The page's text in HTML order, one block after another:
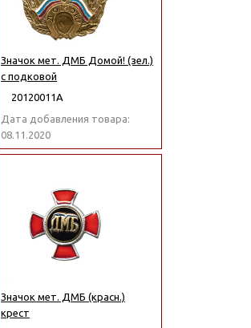
Значок мет. ДМБ Домой! (зел.)
с подковой
20120011А
Дата добавления товара:
08.11.2020
Значок мет. ДМБ (красн.)
крест